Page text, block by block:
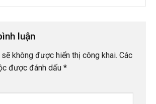
luận
không được hiển thị công khai. Các
được đánh dấu *